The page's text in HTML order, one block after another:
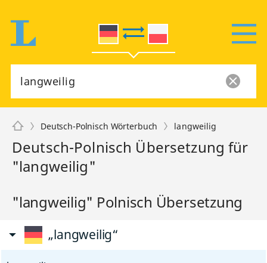
Deutsch-Polnisch Wörterbuch langweilig
Deutsch-Polnisch Übersetzung für
"langweilig"
"langweilig" Polnisch Übersetzung
„langweilig“